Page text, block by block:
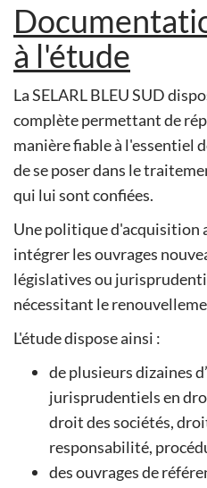
à l'étude
La SELARL BLEU SUD
complète permettant de
manière fiable à l'essentiel
de se poser dans le
qui lui sont confiées.
Une politique d'acquisition
intégrer les ouvrages
législatives ou
nécessitant le
L'étude dispose ainsi :
de plusieurs dizaines
jurisprudentiels en
droit des sociétés,
responsabilité,
des ouvrages de